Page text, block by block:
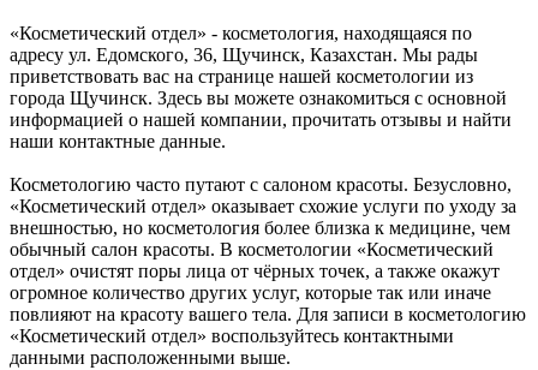
«Косметический отдел» - косметология, находящаяся по
адресу ул. Едомского, 36, Щучинск, Казахстан. Мы рады
приветствовать вас на странице нашей косметологии из
города Щучинск. Здесь вы можете ознакомиться с основной
информацией о нашей компании, прочитать отзывы и найти
наши контактные данные.
Косметологию часто путают с салоном красоты. Безусловно,
«Косметический отдел» оказывает схожие услуги по уходу за
внешностью, но косметология более близка к медицине, чем
обычный салон красоты. В косметологии «Косметический
отдел» очистят поры лица от чёрных точек, а также окажут
огромное количество других услуг, которые так или иначе
повлияют на красоту вашего тела. Для записи в косметологию
«Косметический отдел» воспользуйтесь контактными
данными расположенными выше.